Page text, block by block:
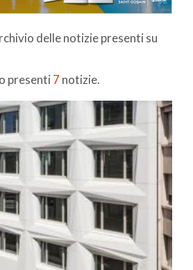
delle notizie presenti su
presenti 7 notizie.